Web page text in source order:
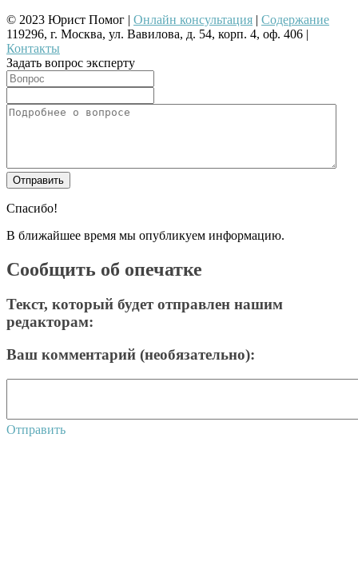
© 2023 Юрист Помог | Онлайн консультация | Содержание
119296, г. Москва, ул. Вавилова, д. 54, корп. 4, оф. 406 |
Контакты
Задать вопрос эксперту
Спасибо!
В ближайшее время мы опубликуем информацию.
Сообщить об опечатке
Текст, который будет отправлен нашим
редакторам:
Ваш комментарий (необязательно):
Отправить